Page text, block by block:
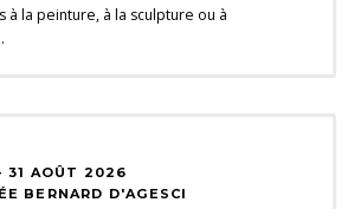
à la peinture, à la sculpture ou à
31 AOÛT 2026
BERNARD D'AGESCI